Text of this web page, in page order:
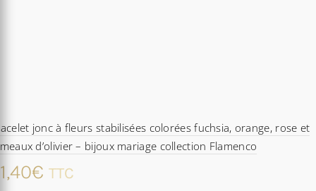
jonc à fleurs stabilisées colorées fuchsia, orange, rose et
d’olivier – bijoux mariage collection Flamenco
€ TTC